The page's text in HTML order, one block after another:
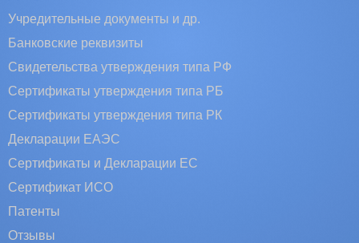
Учредительные документы и др.
Банковские реквизиты
Свидетельства утверждения типа РФ
Сертификаты утверждения типа РБ
Сертификаты утверждения типа РК
Декларации ЕАЭС
Сертификаты и Декларации EC
Сертификат ИСО
Патенты
Отзывы